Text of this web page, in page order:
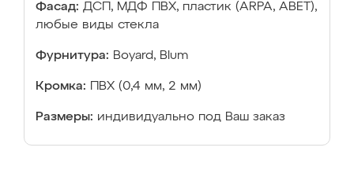
Фасад: ДСП, МДФ ПВХ, пластик (ARPA, ABET),
любые виды стекла
Фурнитура: Boyard, Blum
Кромка: ПВХ (0,4 мм, 2 мм)
Размеры: индивидуально под Ваш заказ